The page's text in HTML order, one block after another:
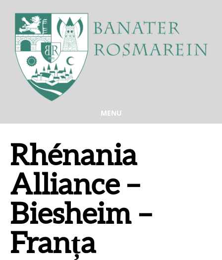
MENU
Rhénania
Alliance –
Biesheim –
Franța